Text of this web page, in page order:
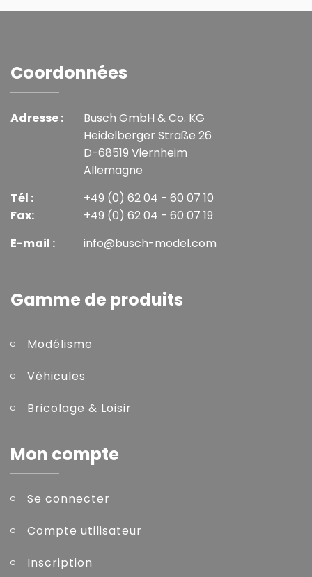
Coordonnées
Adresse :
Busch GmbH & Co. KG
Heidelberger Straße 26
D-68519 Viernheim
Allemagne
Tél :
Fax:
+49 (0) 62 04 - 60 07 10
+49 (0) 62 04 - 60 07 19
E-mail :
info@busch-model.com
Gamme de produits
Modélisme
Véhicules
Bricolage & Loisir
Mon compte
Se connecter
Compte utilisateur
Inscription